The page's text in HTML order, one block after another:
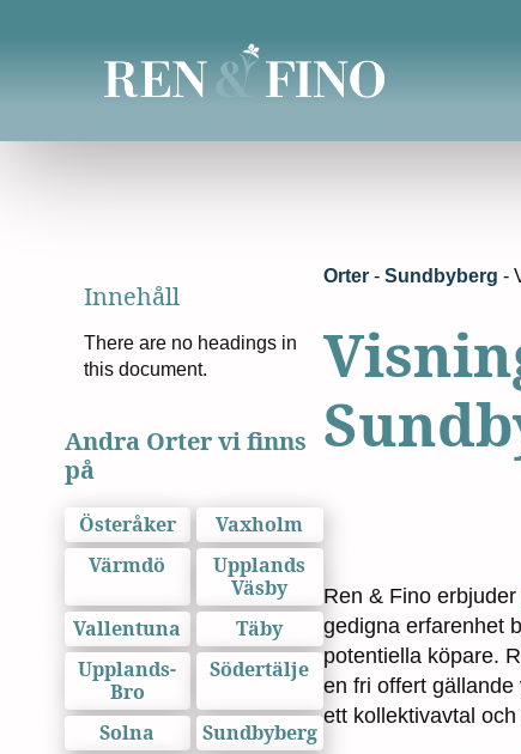
Innehåll
There are no headings in
this document.
Andra Orter vi finns
på
Österåker
Vaxholm
Värmdö
Upplands
Väsby
Vallentuna
Täby
Upplands-
Bro
Södertälje
Solna
Sundbyberg
Orter- Sundbyberg -
Ren & Fino erbjuder
gedigna erfarenhet
potentiella köpare.
en fri offert
ett kollektivavtal